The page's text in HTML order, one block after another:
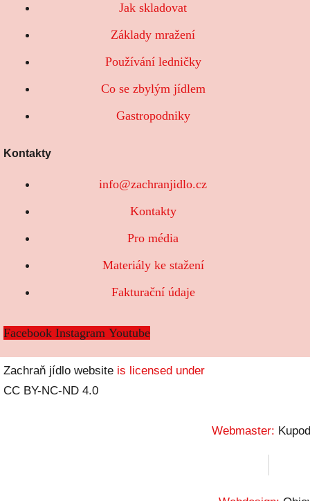
Jak skladovat
Základy mražení
Používání ledničky
Co se zbylým jídlem
Gastropodniky
Kontakty
info@zachranjidlo.cz
Kontakty
Pro média
Materiály ke stažení
Fakturační údaje
Facebook Instagram Youtube
Zachraň jídlo website is licensed under
CC BY-NC-ND 4.0
Webmaster: